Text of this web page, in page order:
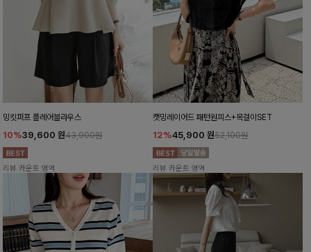
밍킷퍼프 플레어블라우스
10%39,600 원43,900원
리뷰 카운트 영역
캣밍레이어드 패턴원피스+목걸이SET
12%45,900 원52,100원
리뷰 카운트 영역